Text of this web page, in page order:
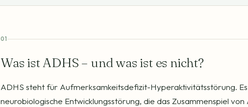
01
Was ist ADHS – und was ist es nicht?
ADHS steht für Aufmerksamkeitsdefizit-Hyperaktivitätsstörung. Es
neurobiologische Entwicklungsstörung, die das Zusammenspiel